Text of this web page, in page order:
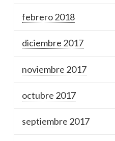
febrero 2018
diciembre 2017
noviembre 2017
octubre 2017
septiembre 2017